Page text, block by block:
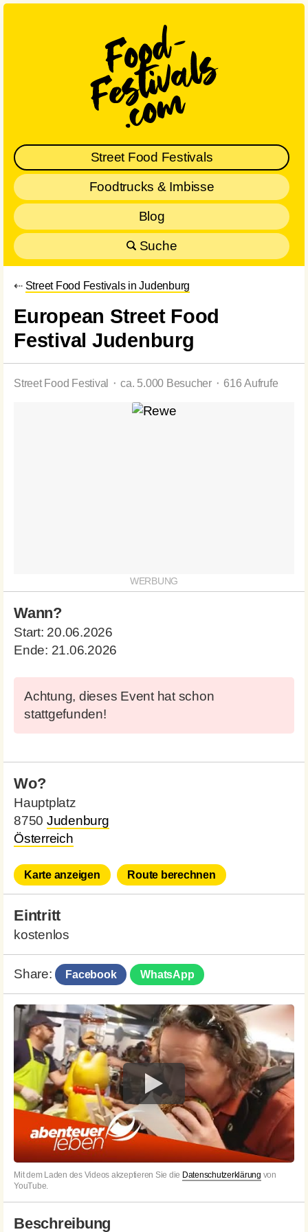
Street Food Festivals
Foodtrucks & Imbisse
Blog
Suche
⇠ Street Food Festivals in Judenburg
European Street Food
Festival Judenburg
Street Food Festival ⬝ ca. 5.000 Besucher ⬝ 616 Aufrufe
Wann?
Start: 20.06.2026
Ende: 21.06.2026
Achtung, dieses Event hat schon
stattgefunden!
Wo?
Hauptplatz
8750 Judenburg
Österreich
Karte anzeigen Route berechnen
Eintritt
kostenlos
Share: Facebook WhatsApp
Mit dem Laden des Videos akzeptieren Sie die Datenschutzerklärung von
YouTube.
Beschreibung